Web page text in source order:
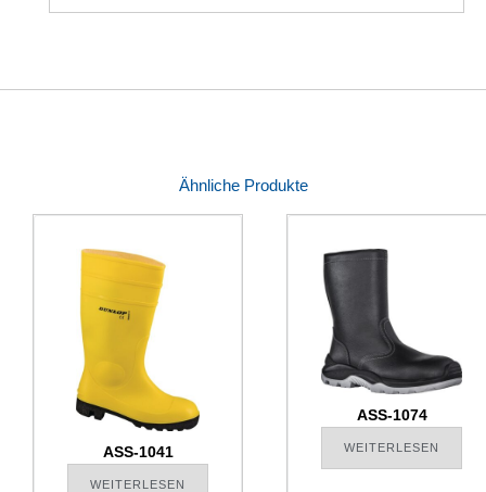
Ähnliche Produkte
ASS-1041
WEITERLESEN
ASS-1074
WEITERLESEN